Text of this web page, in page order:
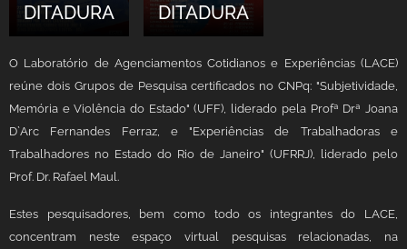
DITADURA
DITADURA
O Laboratório de Agenciamentos Cotidianos e Experiências (LACE)
reúne dois Grupos de Pesquisa certificados no CNPq: "Subjetividade,
Memória e Violência do Estado" (UFF), liderado pela Profª Drª Joana
D`Arc Fernandes Ferraz, e "Experiências de Trabalhadoras e
Trabalhadores no Estado do Rio de Janeiro" (UFRRJ), liderado pelo
Prof. Dr. Rafael Maul.
Estes pesquisadores, bem como todo os integrantes do LACE,
concentram neste espaço virtual pesquisas relacionadas, na